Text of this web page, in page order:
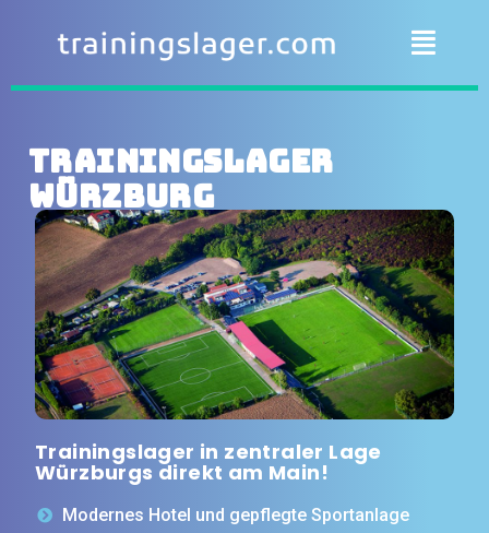
Trainingslager
Würzburg
Trainingslager in zentraler Lage
Würzburgs direkt am Main!
Modernes Hotel und gepflegte Sportanlage